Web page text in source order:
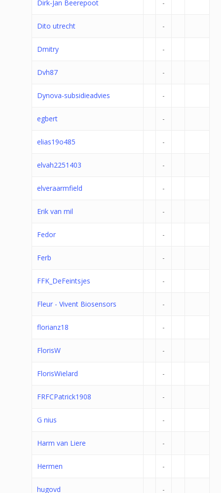
Dirk-Jan Beerepoot -
Dito utrecht -
Dmitry -
Dvh87 -
Dynova-subsidieadvies -
egbert -
elias19o485 -
elvah2251403 -
elveraarmfield -
Erik van mil -
Fedor -
Ferb -
FFK_DeFeintsjes -
Fleur - Vivent Biosensors -
florianz18 -
FlorisW -
FlorisWielard -
FRFCPatrick1908 -
G nius -
Harm van Liere -
Hermen -
hugovd -